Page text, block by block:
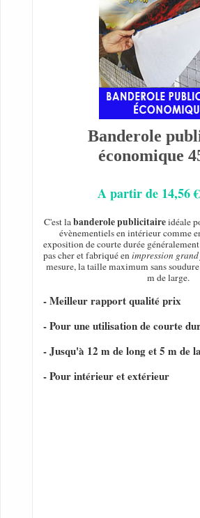
Banderole
économique
A partir de 14,56
C'est labanderole publicitaireidéale
évènementiels en intérieur comme
exposition de courte durée
pas cher et fabriqué enimpression
mesure, la taille maximum sans
m de large.
- Meilleur rapport qualité prix
- Pour une utilisation de courte
- Jusqu'à 12 m de long et 5 m de
- Pour intérieur et extérieur